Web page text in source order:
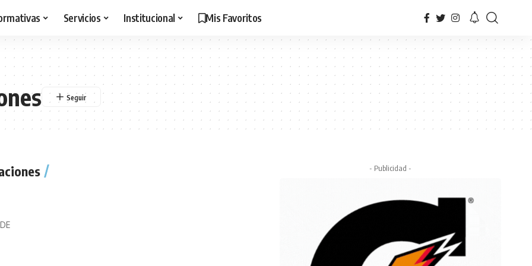
Servicios Institucional Mis Favoritos
- Publicidad -